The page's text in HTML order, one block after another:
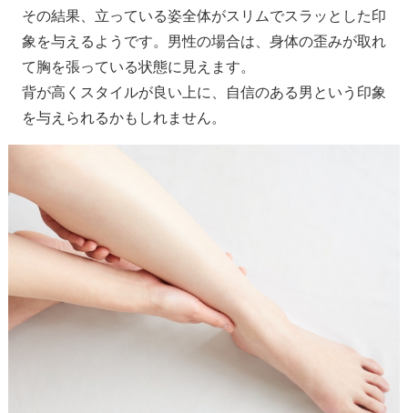
その結果、立っている姿全体がスリムでスラッとした印
象を与えるようです。男性の場合は、身体の歪みが取れ
て胸を張っている状態に見えます。
背が高くスタイルが良い上に、自信のある男という印象
を与えられるかもしれません。